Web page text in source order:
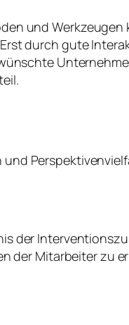
und
durch gute
der
der Mitarbeiter zu